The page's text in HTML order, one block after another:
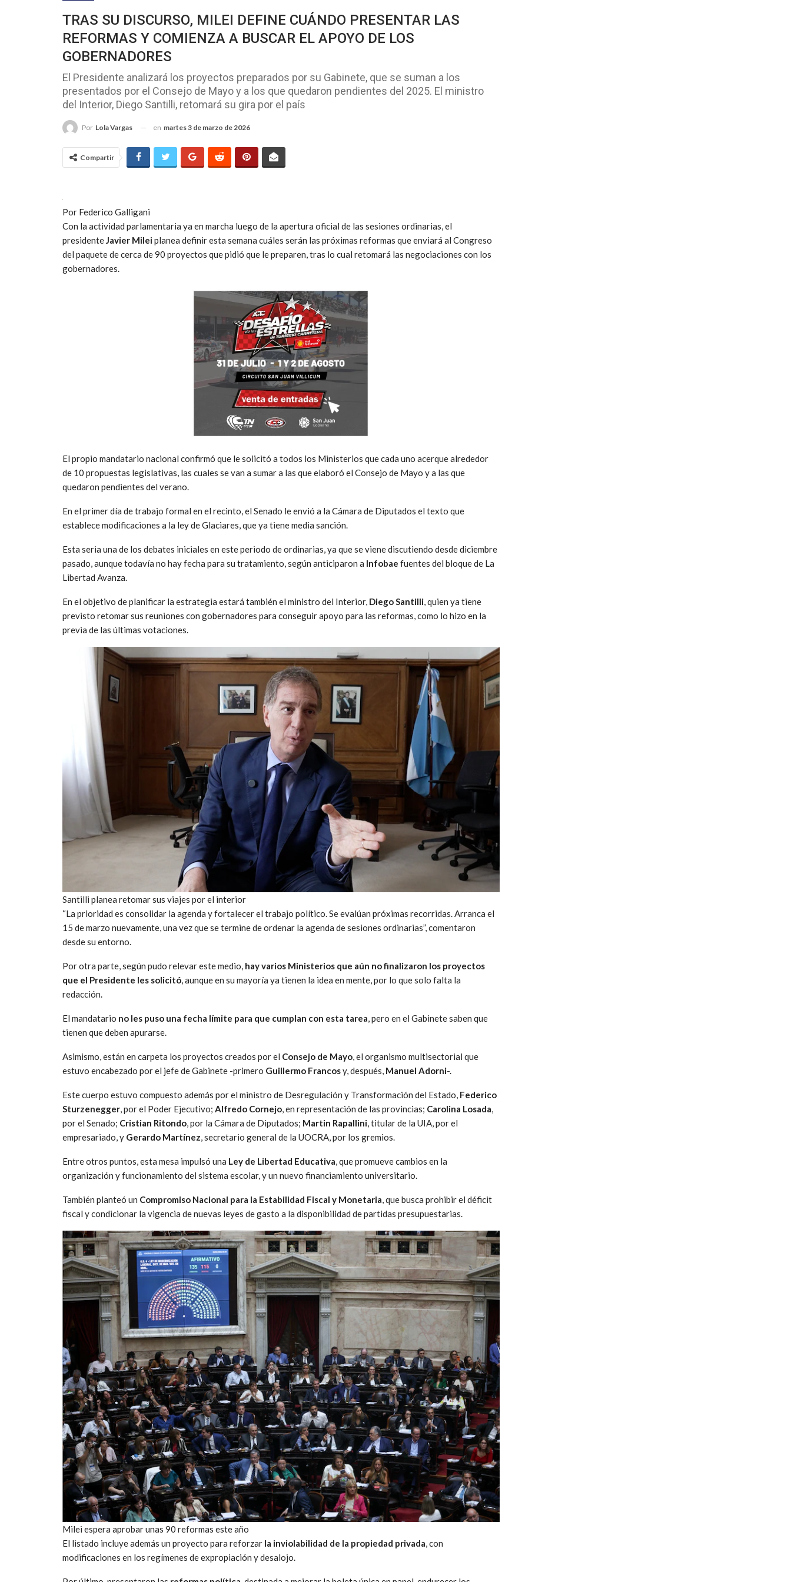
TRAS SU DISCURSO, MILEI DEFINE CUÁNDO PRESENTAR LAS
REFORMAS Y COMIENZA A BUSCAR EL APOYO DE LOS
GOBERNADORES
El Presidente analizará los proyectos preparados por su Gabinete, que se suman a los
presentados por el Consejo de Mayo y a los que quedaron pendientes del 2025. El ministro
del Interior, Diego Santilli, retomará su gira por el país
Por Lola Vargas en martes 3 de marzo de 2026
Compartir
Por Federico Galligani
Con la actividad parlamentaria ya en marcha luego de la apertura oficial de las sesiones ordinarias, el
presidenteJavier Mileiplanea definir esta semana cuáles serán las próximas reformas que enviará al Congreso
del paquete de cerca de 90 proyectos que pidió que le preparen, tras lo cual retomará las negociaciones con los
gobernadores.
El propio mandatario nacional confirmó que le solicitó a todos los Ministerios que cada uno acerque alrededor
de 10 propuestas legislativas, las cuales se van a sumar a las que elaboró el Consejo de Mayo y a las que
quedaron pendientes del verano.
En el primer día de trabajo formal en el recinto, el Senado le envió a la Cámara de Diputados el texto que
establece modificaciones a la ley de Glaciares, que ya tiene media sanción.
Esta seria una de los debates iniciales en este periodo de ordinarias, ya que se viene discutiendo desde diciembre
pasado, aunque todavía no hay fecha para su tratamiento, según anticiparon a Infobae fuentes del bloque de La
Libertad Avanza.
En el objetivo de planificar la estrategia estará también el ministro del Interior, Diego Santilli , quien ya tiene
previsto retomar sus reuniones con gobernadores para conseguir apoyo para las reformas, como lo hizo en la
previa de las últimas votaciones.
Santilli planea retomar sus viajes por el interior
“La prioridad es consolidar la agenda y fortalecer el trabajo político. Se evalúan próximas recorridas. Arranca el
15 de marzo nuevamente, una vez que se termine de ordenar la agenda de sesiones ordinarias”, comentaron
desde su entorno.
Por otra parte, según pudo relevar este medio, hay varios Ministerios que aún no finalizaron los proyectos
que el Presidente les solicitó, aunque en su mayoría ya tienen la idea en mente, por lo que solo falta la
redacción.
El mandatario no les puso una fecha límite para que cumplan con esta tarea, pero en el Gabinete saben que
tienen que deben apurarse.
Asimismo, están en carpeta los proyectos creados por el Consejo de Mayo, el organismo multisectorial que
estuvo encabezado por el jefe de Gabinete -primero Guillermo Francosy, después, Manuel Adorni-.
Este cuerpo estuvo compuesto además por el ministro de Desregulación y Transformación del Estado, Federico
Sturzenegger, por el Poder Ejecutivo; Alfredo Cornejo, en representación de las provincias; Carolina Losada,
por el Senado; Cristian Ritondo, por la Cámara de Diputados; Martin Rapallini, titular de la UIA, por el
empresariado, y Gerardo Martínez, secretario general de la UOCRA, por los gremios.
Entre otros puntos, esta mesa impulsó una Ley de Libertad Educativa, que promueve cambios en la
organización y funcionamiento del sistema escolar, y un nuevo financiamiento universitario.
También planteó un Compromiso Nacional para la Estabilidad Fiscal y Monetaria, que busca prohibir el déficit
fiscal y condicionar la vigencia de nuevas leyes de gasto a la disponibilidad de partidas presupuestarias.
Milei espera aprobar unas 90 reformas este año
El listado incluye además un proyecto para reforzar la inviolabilidad de la propiedad privada, con
modificaciones en los regímenes de expropiación y desalojo.